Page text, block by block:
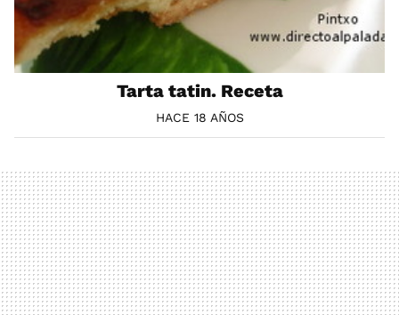
Tarta tatin. Receta
HACE 18 AÑOS